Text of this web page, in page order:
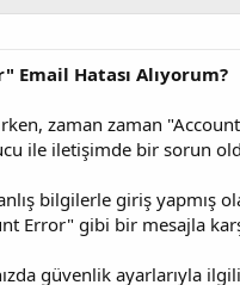
Email Hatası Alıyorum?
zaman zaman
ile iletişimde bir sorun
bilgilerle giriş yapmış
Error" gibi bir mesajla
güvenlik ayarlarıyla